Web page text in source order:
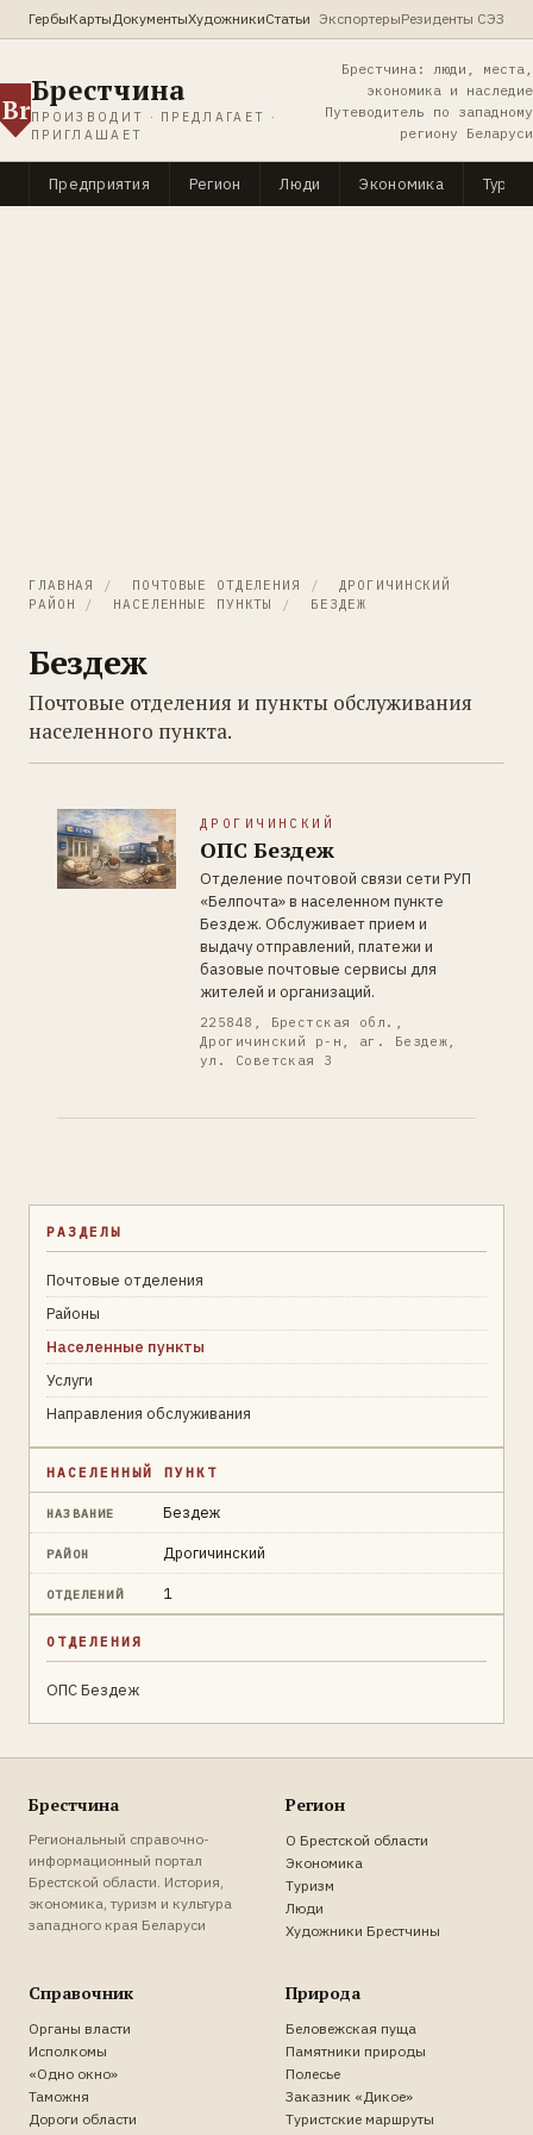
ГербыКартыДокументыХудожникиСтатьи ЭкспортерыРезиденты СЭЗ
Br
Брестчина
ПРОИЗВОДИТ · ПРЕДЛАГАЕТ ·
ПРИГЛАШАЕТ
Брестчина: люди, места,
экономика и наследие
Путеводитель по западному
региону Беларуси
Предприятия Регион Люди Экономика
ГЛАВНАЯ / ПОЧТОВЫЕ ОТДЕЛЕНИЯ /
ДРОГИЧИНСКИЙ
РАЙОН
/ НАСЕЛЕННЫЕ ПУНКТЫ / БЕЗДЕЖ
Бездеж
Почтовые отделения и пункты обслуживания
населенного пункта.
ДРОГИЧИНСКИЙ
ОПС Бездеж
Отделение почтовой связи сети РУП
«Белпочта» в населенном пункте
Бездеж. Обслуживает прием и
выдачу отправлений, платежи и
базовые почтовые сервисы для
жителей и организаций.
225848, Брестская обл.,
Дрогичинский р-н, аг. Бездеж,
ул. Советская 3
РАЗДЕЛЫ
Почтовые отделения
Районы
Населенные пункты
Услуги
Направления обслуживания
НАСЕЛЕННЫЙ ПУНКТ
НАЗВАНИЕ Бездеж
РАЙОН Дрогичинский
ОТДЕЛЕНИЙ 1
ОТДЕЛЕНИЯ
ОПС Бездеж
Брестчина
Региональный справочно-
информационный портал
Брестской области. История,
экономика, туризм и культура
западного края Беларуси
Регион
О Брестской области
Экономика
Туризм
Люди
Художники Брестчины
Справочник
Органы власти
Исполкомы
«Одно окно»
Таможня
Дороги области
Природа
Беловежская пуща
Памятники природы
Полесье
Заказник «Дикое»
Туристские маршруты